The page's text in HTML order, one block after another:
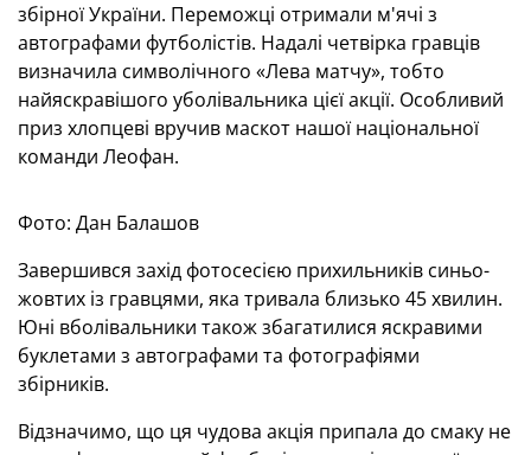
збірної України. Переможці отримали м'ячі з
автографами футболістів. Надалі четвірка гравців
визначила символічного «Лева матчу», тобто
найяскравішого уболівальника цієї акції. Особливий
приз хлопцеві вручив маскот нашої національної
команди Леофан.
Фото: Дан Балашов
Завершився захід фотосесією прихильників синьо-
жовтих із гравцями, яка тривала близько 45 хвилин.
Юні вболівальники також збагатилися яскравими
буклетами з автографами та фотографіями
збірників.
Відзначимо, що ця чудова акція припала до смаку не